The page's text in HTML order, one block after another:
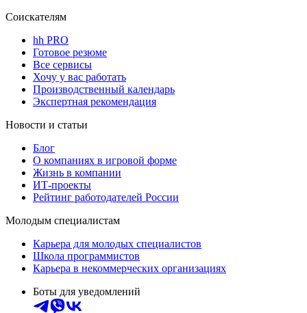
Соискателям
hh PRO
Готовое резюме
Все сервисы
Хочу у вас работать
Производственный календарь
Экспертная рекомендация
Новости и статьи
Блог
О компаниях в игровой форме
Жизнь в компании
ИТ-проекты
Рейтинг работодателей России
Молодым специалистам
Карьера для молодых специалистов
Школа программистов
Карьера в некоммерческих организациях
Боты для уведомлений